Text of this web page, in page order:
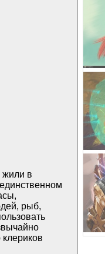
жили в
рыб,